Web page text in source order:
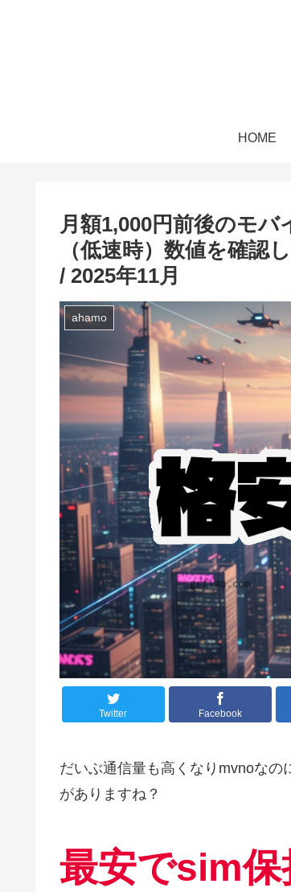
HOME
月額1,000円前後のモ
（低速時）数値を確
/ 2025年11月
ahamo
Twitter Facebook
だいぶ通信量も高くなりmvnoなの
がありますね？
最安でsim